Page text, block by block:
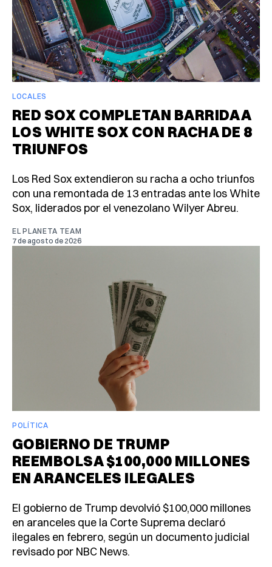
LOCALES
RED SOX COMPLETAN BARRIDA A
LOS WHITE SOX CON RACHA DE 8
TRIUNFOS
Los Red Sox extendieron su racha a ocho triunfos
con una remontada de 13 entradas ante los White
Sox, liderados por el venezolano Wilyer Abreu.
EL PLANETA TEAM
7 de agosto de 2026
POLÍTICA
GOBIERNO DE TRUMP
REEMBOLSA $100,000 MILLONES
EN ARANCELES ILEGALES
El gobierno de Trump devolvió $100,000 millones
en aranceles que la Corte Suprema declaró
ilegales en febrero, según un documento judicial
revisado por NBC News.